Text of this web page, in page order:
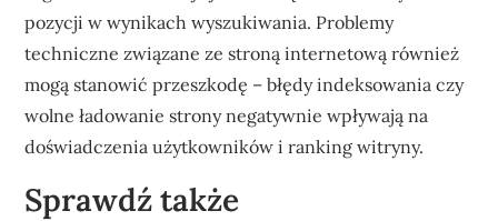
pozycji w wynikach wyszukiwania. Problemy
techniczne związane ze stroną internetową również
mogą stanowić przeszkodę – błędy indeksowania czy
wolne ładowanie strony negatywnie wpływają na
doświadczenia użytkowników i ranking witryny.
Sprawdź także